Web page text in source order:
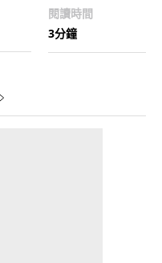
閱讀時間
3分鐘